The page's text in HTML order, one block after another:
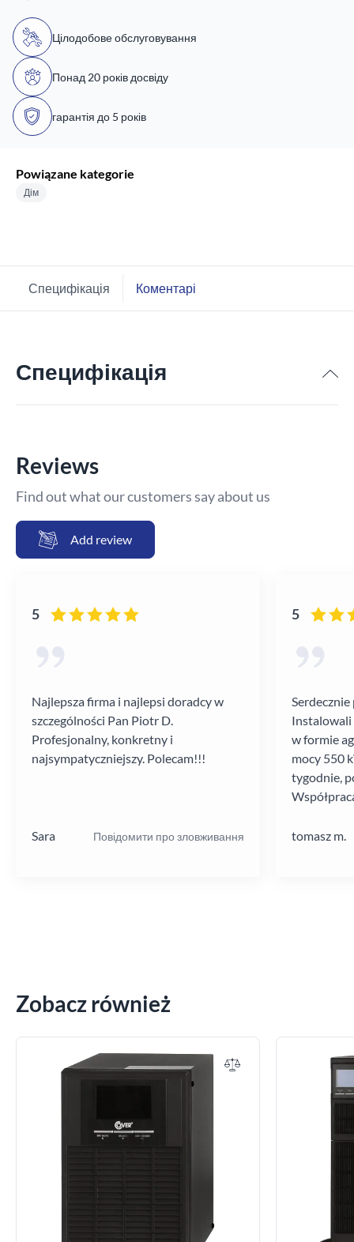
Цілодобове обслуговування
Понад 20 років досвіду
гарантія до 5 років
Powiązane kategorie
Дім
Специфікація Коментарі
Специфікація
Reviews
Find out what our customers say about us
Add review
5
Najlepsza firma i najlepsi doradcy w
szczególności Pan Piotr D.
Profesjonalny, konkretny i
najsympatyczniejszy. Polecam!!!
Sara Повідомити про зловживання
5
Instalowali
w formie
mocy 550
tygodnie,
tomasz m.
Zobacz również